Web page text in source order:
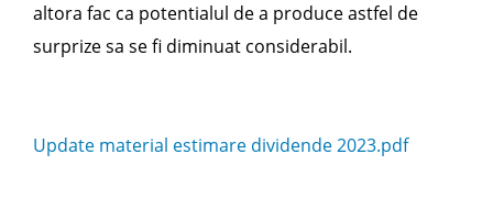
altora fac ca potentialul de a produce astfel de
surprize sa se fi diminuat considerabil.
Update material estimare dividende 2023.pdf